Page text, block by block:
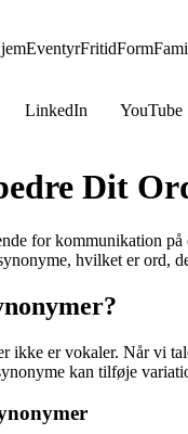
EventyrFritidForm
LinkedIn YouTube
Dit
for kommunikation
hvilket er ord,
ikke er vokaler. Når vi
kan tilføje